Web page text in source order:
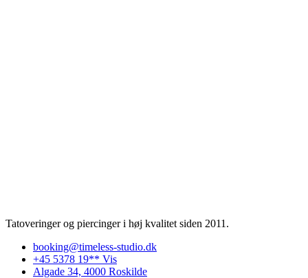
Tatoveringer og piercinger i høj kvalitet siden 2011.
booking@timeless-studio.dk
+45 5378 19** Vis
Algade 34, 4000 Roskilde